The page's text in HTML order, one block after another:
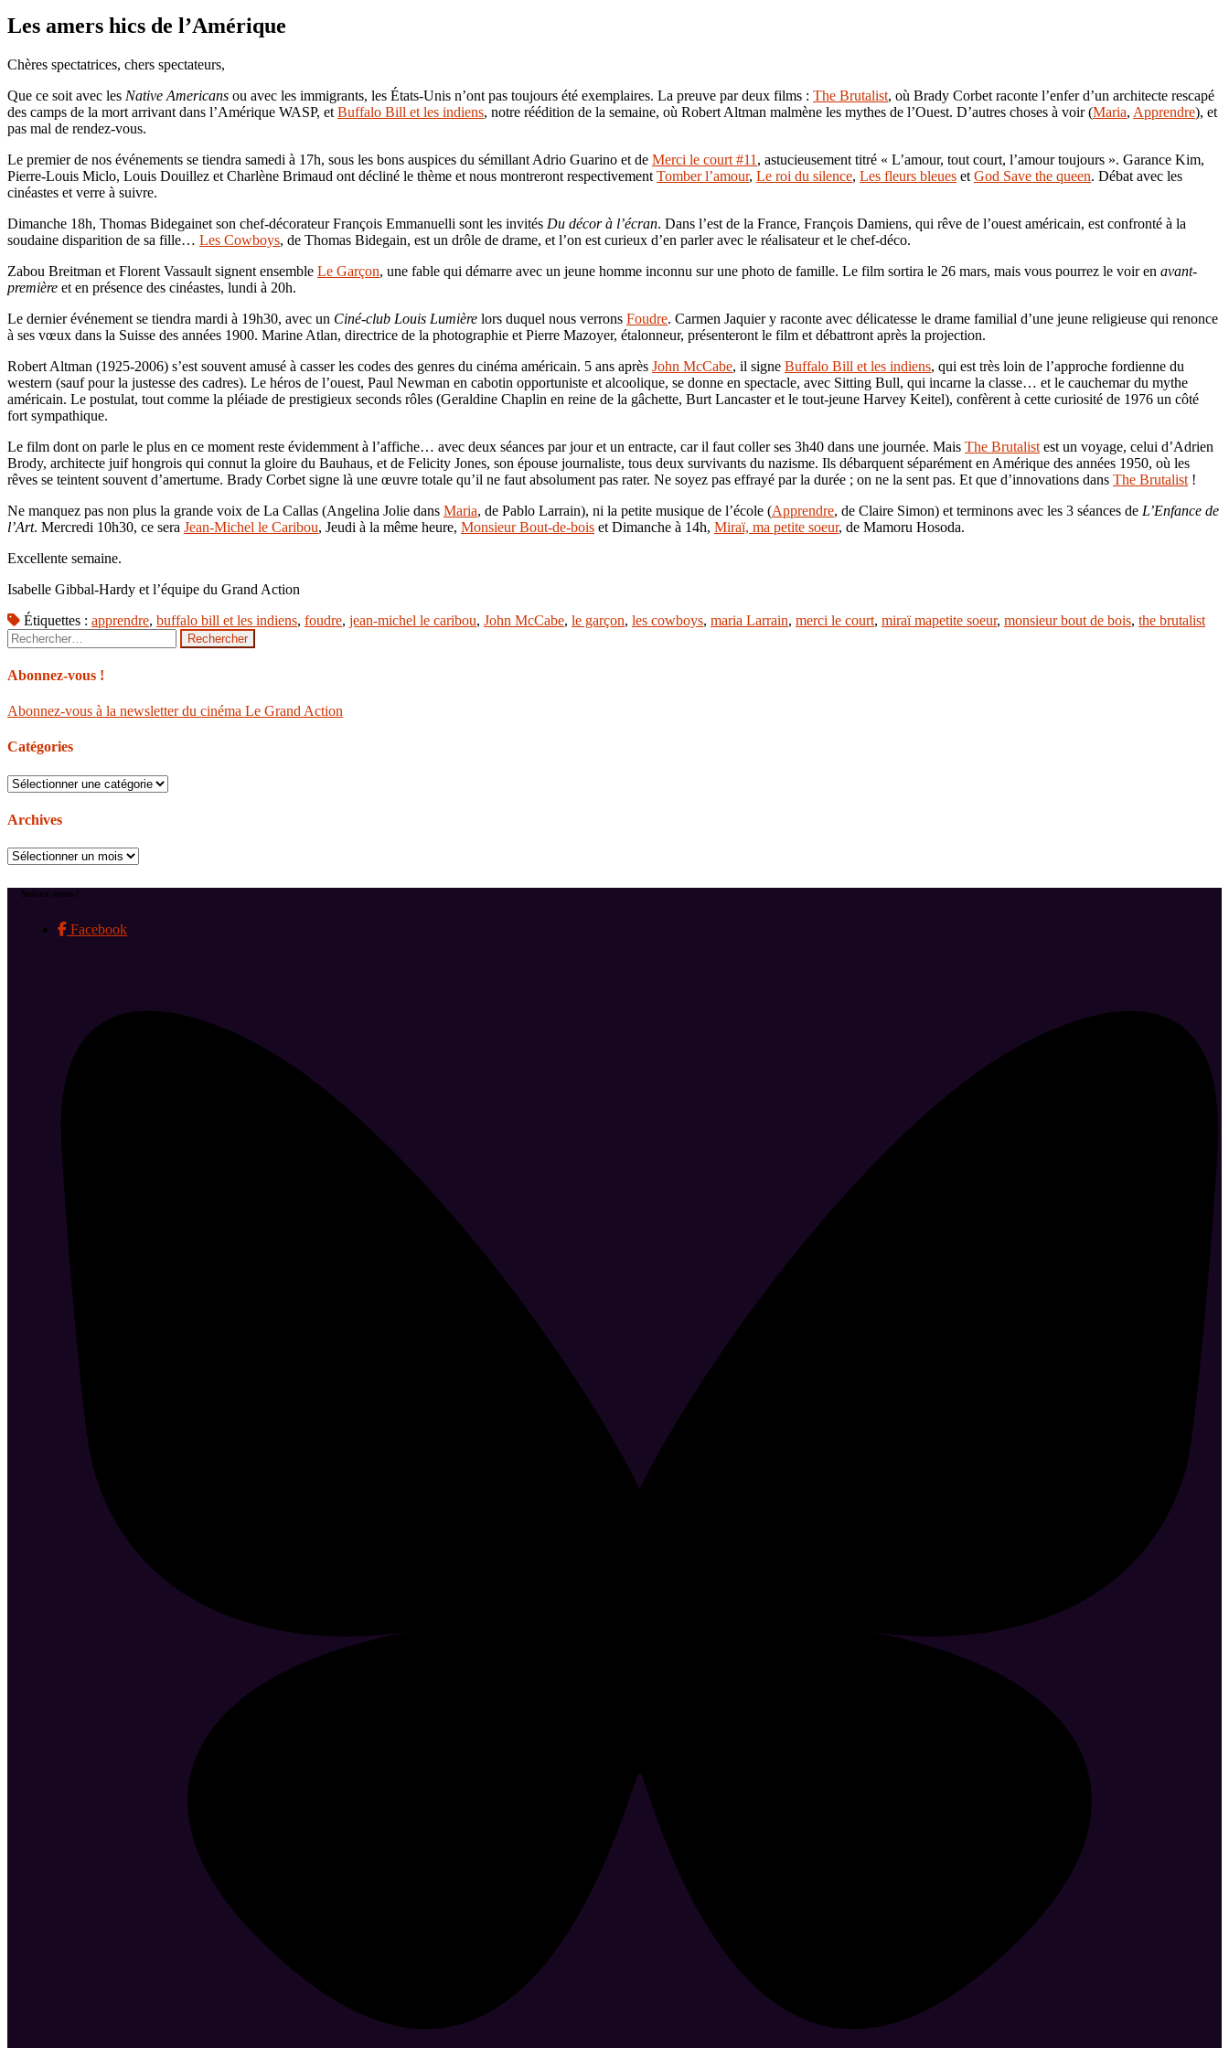
Les amers hics de l’Amérique
Chères spectatrices, chers spectateurs,
Que ce soit avec les Native Americans ou avec les immigrants, les États-Unis n’ont pas toujours été exemplaires. La preuve par deux films : The Brutalist, où Brady Corbet raconte l’enfer d’un architecte rescapé
des camps de la mort arrivant dans l’Amérique WASP, et Buffalo Bill et les indiens, notre réédition de la semaine, où Robert Altman malmène les mythes de l’Ouest. D’autres choses à voir (Maria, Apprendre), et
pas mal de rendez-vous.
Le premier de nos événements se tiendra samedi à 17h, sous les bons auspices du sémillant Adrio Guarino et de Merci le court #11 , astucieusement titré « L’amour, tout court, l’amour toujours ». Garance Kim,
Pierre-Louis Miclo, Louis Douillez et Charlène Brimaud ont décliné le thème et nous montreront respectivement Tomber l’amour, Le roi du silence, Les fleurs bleues et God Save the queen. Débat avec les
cinéastes et verre à suivre.
Dimanche 18h, Thomas Bidegainet son chef-décorateur François Emmanuelli sont les invités Du décor à l’écran. Dans l’est de la France, François Damiens, qui rêve de l’ouest américain, est confronté à la
soudaine disparition de sa fille… Les Cowboys, de Thomas Bidegain, est un drôle de drame, et l’on est curieux d’en parler avec le réalisateur et le chef-déco.
Zabou Breitman et Florent Vassault signent ensemble Le Garçon, une fable qui démarre avec un jeune homme inconnu sur une photo de famille. Le film sortira le 26 mars, mais vous pourrez le voir en avant-
première et en présence des cinéastes, lundi à 20h.
Le dernier événement se tiendra mardi à 19h30, avec un Ciné-club Louis Lumière lors duquel nous verrons Foudre. Carmen Jaquier y raconte avec délicatesse le drame familial d’une jeune religieuse qui renonce
à ses vœux dans la Suisse des années 1900. Marine Atlan, directrice de la photographie et Pierre Mazoyer, étalonneur, présenteront le film et débattront après la projection.
Robert Altman (1925-2006) s’est souvent amusé à casser les codes des genres du cinéma américain. 5 ans après John McCabe, il signe Buffalo Bill et les indiens, qui est très loin de l’approche fordienne du
western (sauf pour la justesse des cadres). Le héros de l’ouest, Paul Newman en cabotin opportuniste et alcoolique, se donne en spectacle, avec Sitting Bull, qui incarne la classe… et le cauchemar du mythe
américain. Le postulat, tout comme la pléiade de prestigieux seconds rôles (Geraldine Chaplin en reine de la gâchette, Burt Lancaster et le tout-jeune Harvey Keitel), confèrent à cette curiosité de 1976 un côté
fort sympathique.
Le film dont on parle le plus en ce moment reste évidemment à l’affiche… avec deux séances par jour et un entracte, car il faut coller ses 3h40 dans une journée. Mais The Brutalist est un voyage, celui d’Adrien
Brody, architecte juif hongrois qui connut la gloire du Bauhaus, et de Felicity Jones, son épouse journaliste, tous deux survivants du nazisme. Ils débarquent séparément en Amérique des années 1950, où les
rêves se teintent souvent d’amertume. Brady Corbet signe là une œuvre totale qu’il ne faut absolument pas rater. Ne soyez pas effrayé par la durée ; on ne la sent pas. Et que d’innovations dans The Brutalist !
Ne manquez pas non plus la grande voix de La Callas (Angelina Jolie dans Maria, de Pablo Larrain), ni la petite musique de l’école (Apprendre, de Claire Simon) et terminons avec les 3 séances de L’Enfance de
l’Art. Mercredi 10h30, ce sera Jean-Michel le Caribou, Jeudi à la même heure, Monsieur Bout-de-bois et Dimanche à 14h, Miraï, ma petite soeur, de Mamoru Hosoda.
Excellente semaine.
Isabelle Gibbal-Hardy et l’équipe du Grand Action
Étiquettes : apprendre, buffalo bill et les indiens, foudre, jean-michel le caribou, John McCabe, le garçon, les cowboys, maria Larrain, merci le court, miraï mapetite soeur, monsieur bout de bois, the brutalist
Rechercher :
Abonnez-vous !
Abonnez-vous à la newsletter du cinéma Le Grand Action
Catégories
Catégories
Archives
Archives
Suivez-nous !
Facebook